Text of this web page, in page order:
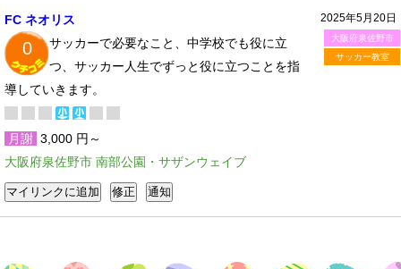
2025年5月20日
大阪府泉佐野市
サッカー教室
FC ネオリス
0
サッカーで必要なこと、中学校でも役に立
つ、サッカー人生でずっと役に立つことを指
導していきます。
月謝 3,000 円～
大阪府泉佐野市 南部公園・サザンウェイブ